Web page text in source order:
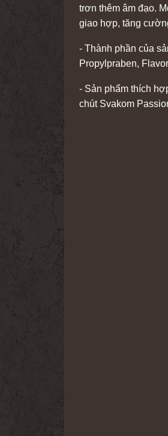
trơn thêm âm đạo.
giao hợp, tăng
- Thành phần của
Propylpraben,
- Sản phẩm thích
chút Svakom